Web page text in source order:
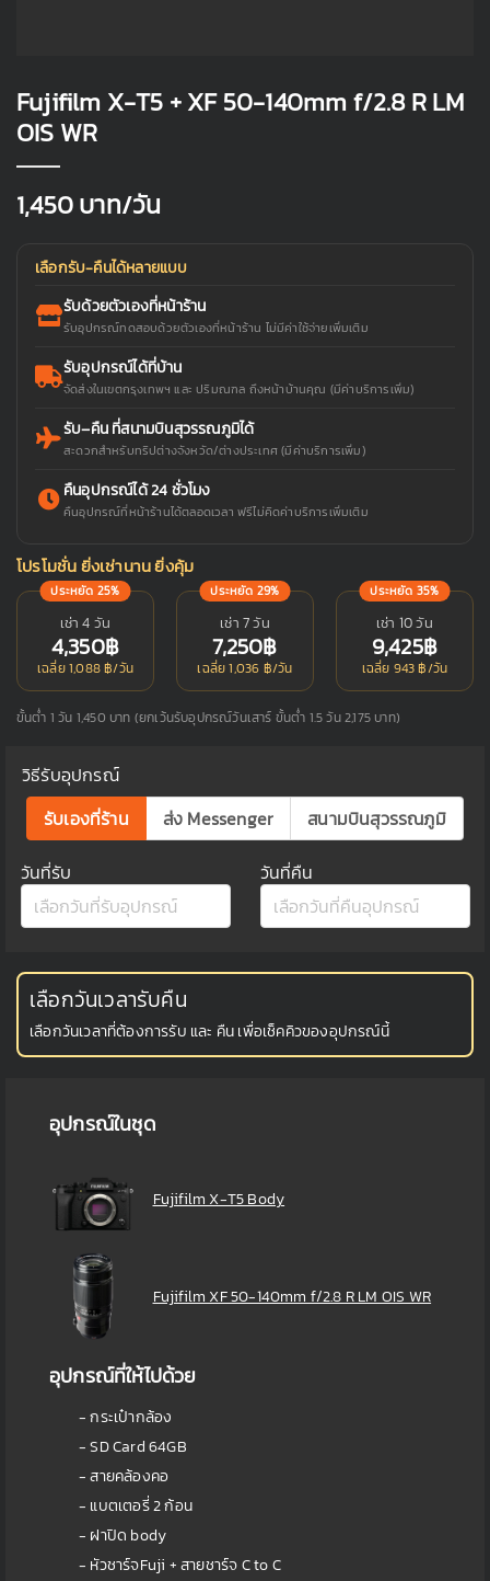
Fujifilm X-T5 + XF 50-140mm f/2.8 R LM
OIS WR
1,450บาท/วัน
เลือกรับ-คืนได้หลายแบบ
รับด้วยตัวเองที่หน้าร้าน
รับอุปกรณ์ทดสอบด้วยตัวเองที่หน้าร้าน ไม่มีค่าใช้จ่ายเพิ่มเติม
รับอุปกรณ์ได้ที่บ้าน
จัดส่งในเขตกรุงเทพฯ และ ปริมณฑล ถึงหน้าบ้านคุณ (มีค่าบริการเพิ่ม)
รับ–คืน ที่สนามบินสุวรรณภูมิได้
สะดวกสำหรับทริปต่างจังหวัด/ต่างประเทศ (มีค่าบริการเพิ่ม)
คืนอุปกรณ์ได้ 24 ชั่วโมง
คืนอุปกรณ์ที่หน้าร้านได้ตลอดเวลา ฟรีไม่คิดค่าบริการเพิ่มเติม
โปรโมชั่น ยิ่งเช่านาน ยิ่งคุ้ม
ประหยัด 25%
เช่า 4 วัน
4,350฿
เฉลี่ย 1,088 ฿/วัน
ประหยัด 29%
เช่า 7 วัน
7,250฿
เฉลี่ย 1,036 ฿/วัน
ประหยัด 35%
เช่า 10 วัน
9,425฿
เฉลี่ย 943 ฿/วัน
ขั้นต่ำ 1 วัน 1,450 บาท (ยกเว้นรับอุปกรณ์วันเสาร์ ขั้นต่ำ 1.5 วัน 2,175 บาท)
วิธีรับอุปกรณ์
รับเองที่ร้าน
ส่ง Messenger สนามบินสุวรรณภูมิ
วันที่รับ วันที่คืน
เลือกวันเวลารับคืน
เลือกวันเวลาที่ต้องการรับ และ คืน เพื่อเช็คคิวของอุปกรณ์นี้
อุปกรณ์ในชุด
Fujifilm X-T5 Body
Fujifilm XF 50-140mm f/2.8 R LM OIS WR
อุปกรณ์ที่ให้ไปด้วย
- กระเป๋ากล้อง
- SD Card 64GB
- สายคล้องคอ
- แบตเตอรี่ 2 ก้อน
- ฝาปิด body
- หัวชาร์จFuji + สายชาร์จ C to C